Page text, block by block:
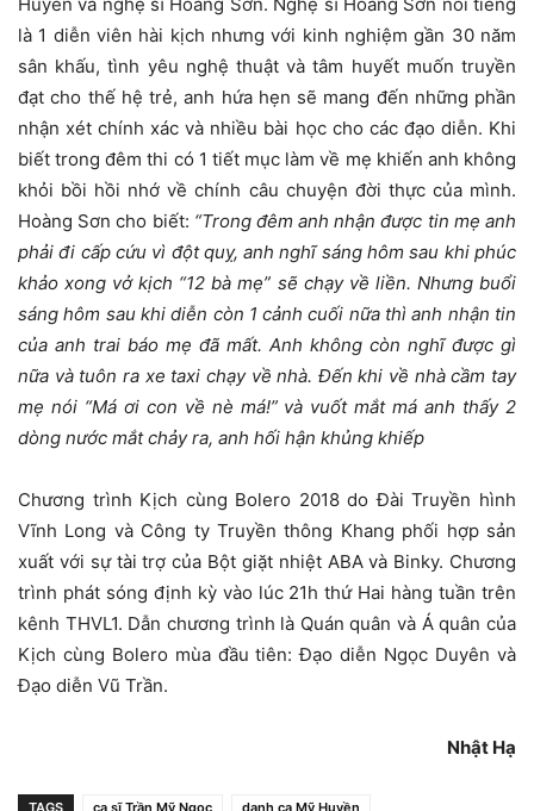
là 1 diễn viên hài kịch nhưng với kinh nghiệm gần 30 năm
sân khấu, tình yêu nghệ thuật và tâm huyết muốn truyền
đạt cho thế hệ trẻ, anh hứa hẹn sẽ mang đến những phần
nhận xét chính xác và nhiều bài học cho các đạo diễn. Khi
biết trong đêm thi có 1 tiết mục làm về mẹ khiến anh không
khỏi bồi hồi nhớ về chính câu chuyện đời thực của mình.
Hoàng Sơn cho biết: “Trong đêm anh nhận được tin mẹ anh
phải đi cấp cứu vì đột quỵ, anh nghĩ sáng hôm sau khi phúc
khảo xong vở kịch “12 bà mẹ” sẽ chạy về liền. Nhưng buổi
sáng hôm sau khi diễn còn 1 cảnh cuối nữa thì anh nhận tin
của anh trai báo mẹ đã mất. Anh không còn nghĩ được gì
nữa và tuôn ra xe taxi chạy về nhà. Đến khi về nhà cầm tay
mẹ nói “Má ơi con về nè má!” và vuốt mắt má anh thấy 2
dòng nước mắt chảy ra, anh hối hận khủng khiếp
Chương trình Kịch cùng Bolero 2018 do Đài Truyền hình
Vĩnh Long và Công ty Truyền thông Khang phối hợp sản
xuất với sự tài trợ của Bột giặt nhiệt ABA và Binky. Chương
trình phát sóng định kỳ vào lúc 21h thứ Hai hàng tuần trên
kênh THVL1. Dẫn chương trình là Quán quân và Á quân của
Kịch cùng Bolero mùa đầu tiên: Đạo diễn Ngọc Duyên và
Đạo diễn Vũ Trần.
Nhật Hạ